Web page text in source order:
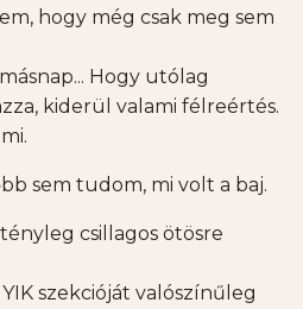
hogy még csak meg sem
Hogy utólag
kiderül valami félreértés.
sem tudom, mi volt a baj.
csillagos ötösre
szekcióját valószínűleg